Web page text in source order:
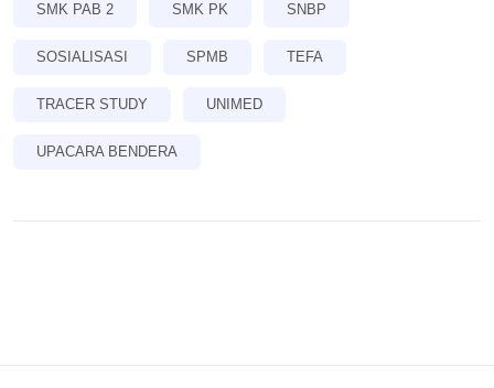
SMK PAB 2 SMK PK SNBP
SOSIALISASI SPMB TEFA
TRACER STUDY UNIMED
UPACARA BENDERA